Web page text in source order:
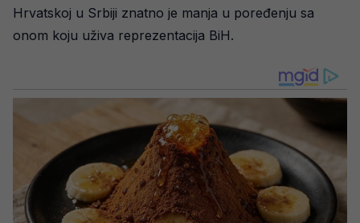
Hrvatskoj u Srbiji znatno je manja u poređenju sa
onom koju uživa reprezentacija BiH.